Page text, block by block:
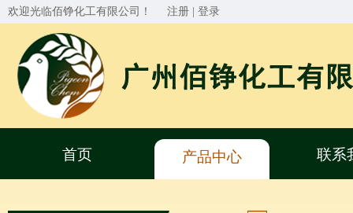
欢迎光临佰铮化工有限公司！ 注册 登录
首页 产品中心 联系